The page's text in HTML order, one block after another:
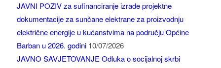
JAVNI POZIV za sufinanciranje izrade projektne
dokumentacije za sunčane elektrane za proizvodnju
električne energije u kućanstvima na području Općine
Barban u 2026. godini 10/07/2026
JAVNO SAVJETOVANJE Odluka o socijalnoj skrbi